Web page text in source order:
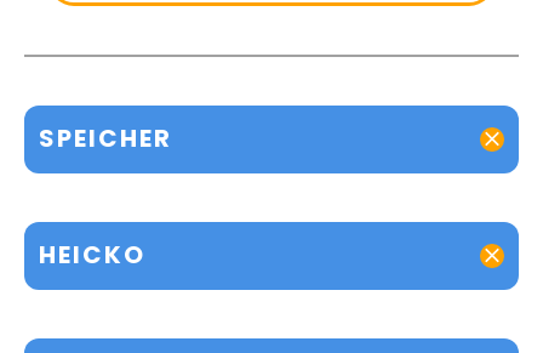
SPEICHER
HEICKO